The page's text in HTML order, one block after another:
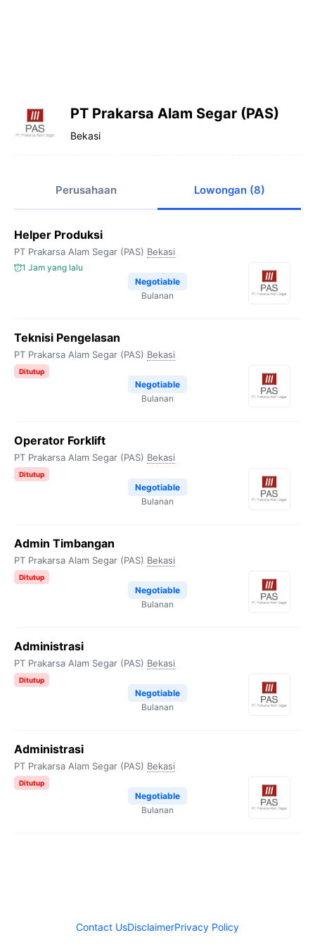
PT Prakarsa Alam Segar (PAS)
Bekasi
Perusahaan Lowongan (8)
Helper Produksi
PT Prakarsa Alam Segar (PAS) Bekasi
1 Jam yang lalu
Negotiable
Bulanan
Teknisi Pengelasan
PT Prakarsa Alam Segar (PAS) Bekasi
Ditutup
Negotiable
Bulanan
Operator Forklift
PT Prakarsa Alam Segar (PAS) Bekasi
Ditutup
Negotiable
Bulanan
Admin Timbangan
PT Prakarsa Alam Segar (PAS) Bekasi
Ditutup
Negotiable
Bulanan
Administrasi
PT Prakarsa Alam Segar (PAS) Bekasi
Ditutup
Negotiable
Bulanan
Administrasi
PT Prakarsa Alam Segar (PAS) Bekasi
Ditutup
Negotiable
Bulanan
Contact UsDisclaimerPrivacy Policy